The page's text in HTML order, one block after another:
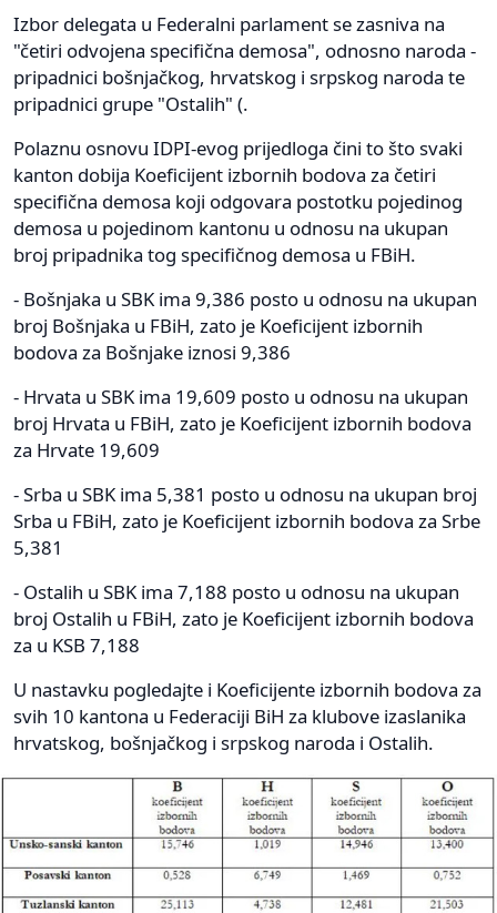
Izbor delegata u Federalni parlament se zasniva na
"četiri odvojena specifična demosa", odnosno naroda -
pripadnici bošnjačkog, hrvatskog i srpskog naroda te
pripadnici grupe "Ostalih" (.
Polaznu osnovu IDPI-evog prijedloga čini to što svaki
kanton dobija Koeficijent izbornih bodova za četiri
specifična demosa koji odgovara postotku pojedinog
demosa u pojedinom kantonu u odnosu na ukupan
broj pripadnika tog specifičnog demosa u FBiH.
- Bošnjaka u SBK ima 9,386 posto u odnosu na ukupan
broj Bošnjaka u FBiH, zato je Koeficijent izbornih
bodova za Bošnjake iznosi 9,386
- Hrvata u SBK ima 19,609 posto u odnosu na ukupan
broj Hrvata u FBiH, zato je Koeficijent izbornih bodova
za Hrvate 19,609
- Srba u SBK ima 5,381 posto u odnosu na ukupan broj
Srba u FBiH, zato je Koeficijent izbornih bodova za Srbe
5,381
- Ostalih u SBK ima 7,188 posto u odnosu na ukupan
broj Ostalih u FBiH, zato je Koeficijent izbornih bodova
za u KSB 7,188
U nastavku pogledajte i Koeficijente izbornih bodova za
svih 10 kantona u Federaciji BiH za klubove izaslanika
hrvatskog, bošnjačkog i srpskog naroda i Ostalih.